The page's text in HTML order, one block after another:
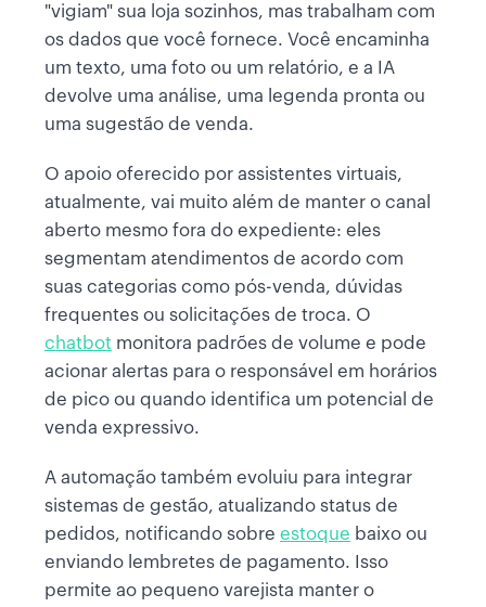
"vigiam" sua loja sozinhos, mas trabalham com
os dados que você fornece. Você encaminha
um texto, uma foto ou um relatório, e a IA
devolve uma análise, uma legenda pronta ou
uma sugestão de venda.
O apoio oferecido por assistentes virtuais,
atualmente, vai muito além de manter o canal
aberto mesmo fora do expediente: eles
segmentam atendimentos de acordo com
suas categorias como pós-venda, dúvidas
frequentes ou solicitações de troca. O
chatbot monitora padrões de volume e pode
acionar alertas para o responsável em horários
de pico ou quando identifica um potencial de
venda expressivo.
A automação também evoluiu para integrar
sistemas de gestão, atualizando status de
pedidos, notificando sobre estoque baixo ou
enviando lembretes de pagamento. Isso
permite ao pequeno varejista manter o